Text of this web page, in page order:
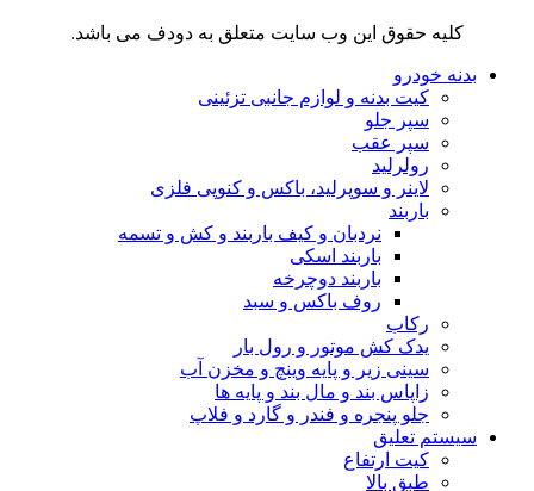
کلیه حقوق این وب سایت متعلق به دودف می باشد.
بدنه خودرو
کیت بدنه و لوازم جانبی تزئینی
سپر جلو
سپر عقب
رولرلید
لاینر و سوپرلید، باکس و کنوپی فلزی
باربند
نردبان و کیف باربند و کش و تسمه
باربند اسکی
باربند دوچرخه
روف باکس و سبد
رکاب
یدک کش موتور و رول بار
سینی زیر و پایه وینچ و مخزن آب
زاپاس بند و مال بند و پایه ها
جلو پنجره و فندر و گارد و فلاپ
سیستم تعلیق
کیت ارتفاع
طبق بالا